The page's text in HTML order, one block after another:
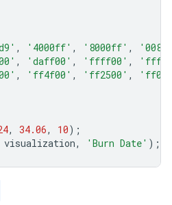
, '4000ff' , '8000ff' ,
, 'daff00' , 'ffff00' ,
, 'ff4f00' , 'ff2500' ,
, 34.06, 10);
visualization, 'Burn Date' );